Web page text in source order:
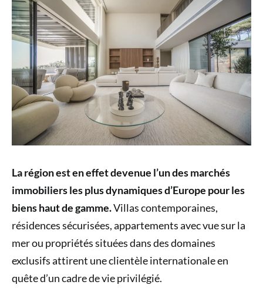
La région est en effet devenue l’un des marchés
immobiliers les plus dynamiques d’Europe pour les
biens haut de gamme.Villas contemporaines,
résidences sécurisées, appartements avec vue sur la
mer ou propriétés situées dans des domaines
exclusifs attirent une clientèle internationale en
quête d’un cadre de vie privilégié.